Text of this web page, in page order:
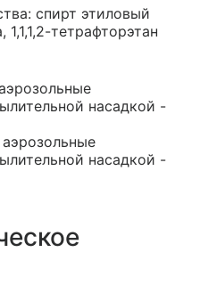
спирт этиловый
тетрафторэтан
насадкой -
насадкой -